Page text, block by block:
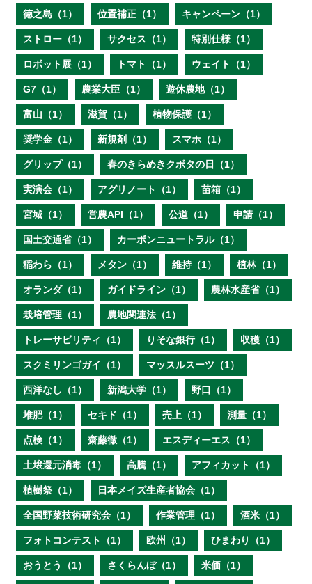
徳之島（1） 位置補正（1） キャンペーン（1）
ストロー（1） サクセス（1） 特別仕様（1）
ロボット展（1） トマト（1） ウェイト（1）
G7（1） 農業大臣（1） 遊休農地（1）
富山（1） 滋賀（1） 植物保護（1）
奨学金（1） 新規剤（1） スマホ（1）
グリップ（1） 春のきらめきクボタの日（1）
実演会（1） アグリノート（1） 苗箱（1）
宮城（1） 営農API（1） 公道（1） 申請（1）
国土交通省（1） カーボンニュートラル（1）
稲わら（1） メタン（1） 維持（1） 植林（1）
オランダ（1） ガイドライン（1） 農林水産省（1）
栽培管理（1） 農地関連法（1）
トレーサビリティ（1） りそな銀行（1） 収穫（1）
スクミリンゴガイ（1） マッスルスーツ（1）
西洋なし（1） 新潟大学（1） 野口（1）
堆肥（1） セキド（1） 売上（1） 測量（1）
点検（1） 齋藤徹（1） エスディーエス（1）
土壌還元消毒（1） 高騰（1） アフィカット（1）
植樹祭（1） 日本メイズ生産者協会（1）
全国野菜技術研究会（1） 作業管理（1） 酒米（1）
フォトコンテスト（1） 欧州（1） ひまわり（1）
おうとう（1） さくらんぼ（1） 米価（1）